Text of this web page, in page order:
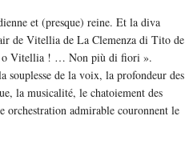
et (presque) reine. Et la diva
de Vitellia de La Clemenza di Tito de
o Vitellia ! … Non più di fiori ».
souplesse de la voix, la profondeur des
la musicalité, le chatoiement des
orchestration admirable couronnent le